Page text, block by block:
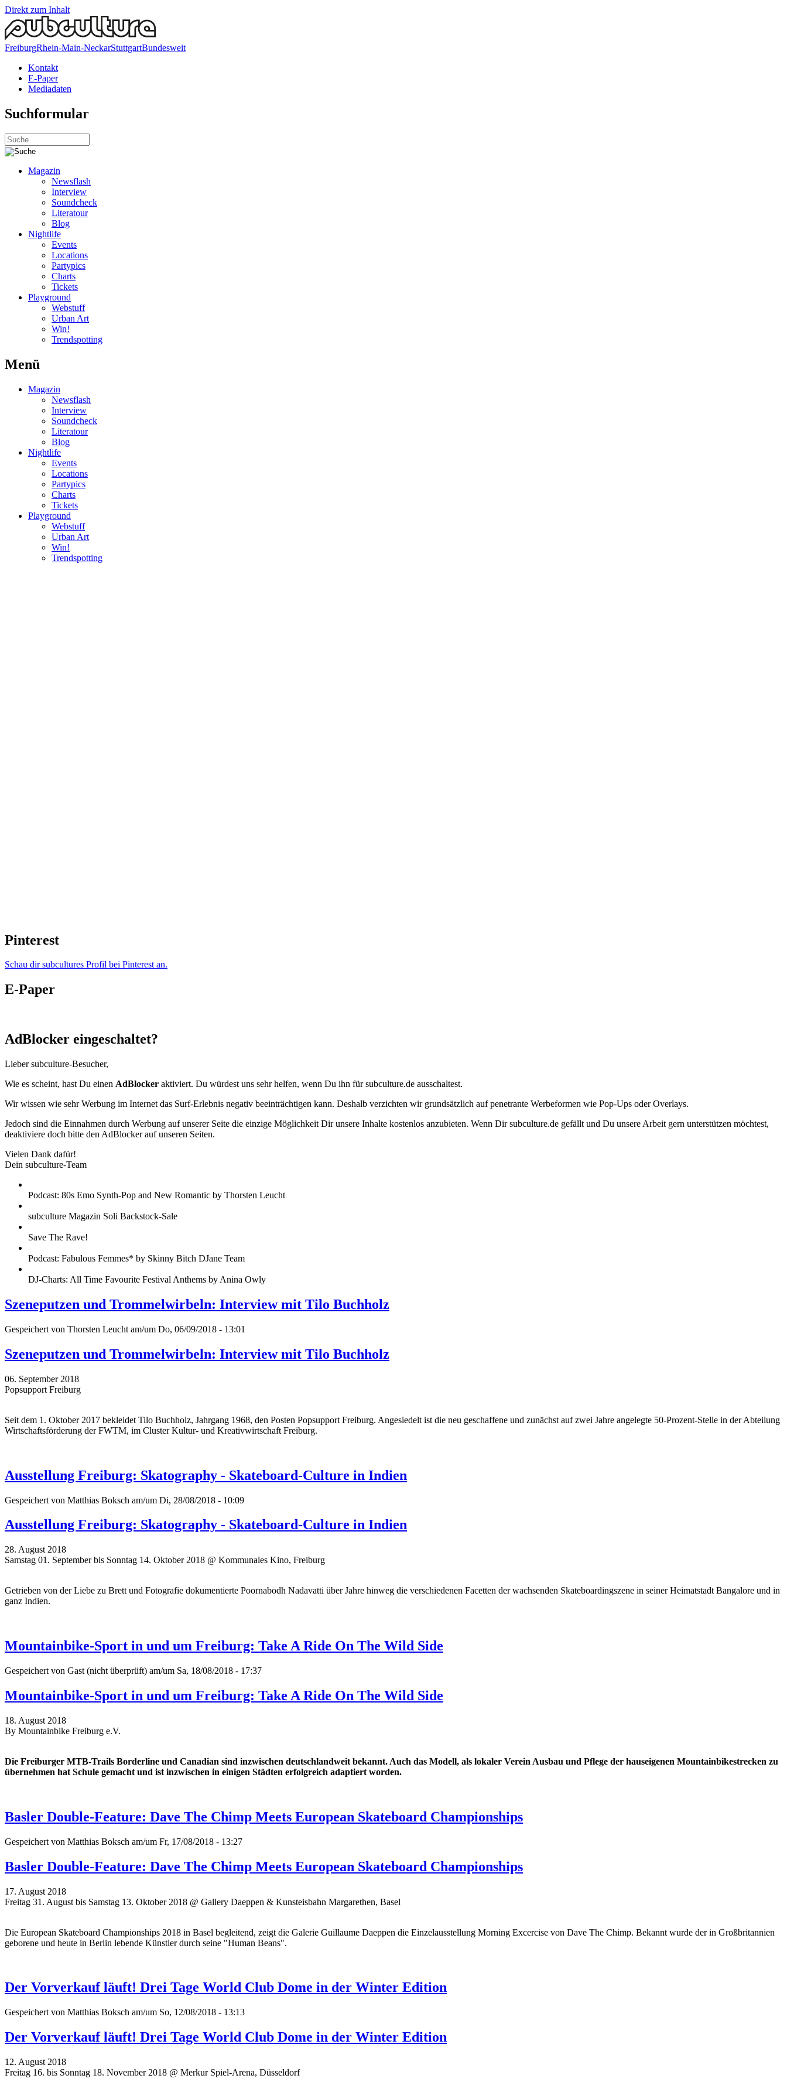
Direkt zum Inhalt
FreiburgRhein-Main-NeckarStuttgartBundesweit
Kontakt
E-Paper
Mediadaten
Suchformular
Magazin
Newsflash
Interview
Soundcheck
Literatour
Blog
Nightlife
Events
Locations
Partypics
Charts
Tickets
Playground
Webstuff
Urban Art
Win!
Trendspotting
Menü
Magazin
Newsflash
Interview
Soundcheck
Literatour
Blog
Nightlife
Events
Locations
Partypics
Charts
Tickets
Playground
Webstuff
Urban Art
Win!
Trendspotting
Pinterest
Schau dir subcultures Profil bei Pinterest an.
E-Paper
AdBlocker eingeschaltet?
Lieber subculture-Besucher,
Wie es scheint, hast Du einen AdBlocker aktiviert. Du würdest uns sehr helfen, wenn Du ihn für subculture.de ausschaltest.
Wir wissen wie sehr Werbung im Internet das Surf-Erlebnis negativ beeinträchtigen kann. Deshalb verzichten wir grundsätzlich auf penetrante Werbeformen wie Pop-Ups oder Overlays.
Jedoch sind die Einnahmen durch Werbung auf unserer Seite die einzige Möglichkeit Dir unsere Inhalte kostenlos anzubieten. Wenn Dir subculture.de gefällt und Du unsere Arbeit gern unterstützen möchtest,
deaktiviere doch bitte den AdBlocker auf unseren Seiten.
Vielen Dank dafür!
Dein subculture-Team
Podcast: 80s Emo Synth-Pop and New Romantic by Thorsten Leucht
subculture Magazin Soli Backstock-Sale
Save The Rave!
Podcast: Fabulous Femmes* by Skinny Bitch DJane Team
DJ-Charts: All Time Favourite Festival Anthems by Anina Owly
Szeneputzen und Trommelwirbeln: Interview mit Tilo Buchholz
Gespeichert von Thorsten Leucht am/um Do, 06/09/2018 - 13:01
Szeneputzen und Trommelwirbeln: Interview mit Tilo Buchholz
06. September 2018
Popsupport Freiburg
Seit dem 1. Oktober 2017 bekleidet Tilo Buchholz, Jahrgang 1968, den Posten Popsupport Freiburg. Angesiedelt ist die neu geschaffene und zunächst auf zwei Jahre angelegte 50-Prozent-Stelle in der Abteilung
Wirtschaftsförderung der FWTM, im Cluster Kultur- und Kreativwirtschaft Freiburg.
Ausstellung Freiburg: Skatography - Skateboard-Culture in Indien
Gespeichert von Matthias Boksch am/um Di, 28/08/2018 - 10:09
Ausstellung Freiburg: Skatography - Skateboard-Culture in Indien
28. August 2018
Samstag 01. September bis Sonntag 14. Oktober 2018 @ Kommunales Kino, Freiburg
Getrieben von der Liebe zu Brett und Fotografie dokumentierte Poornabodh Nadavatti über Jahre hinweg die verschiedenen Facetten der wachsenden Skateboardingszene in seiner Heimatstadt Bangalore und in
ganz Indien.
Mountainbike-Sport in und um Freiburg: Take A Ride On The Wild Side
Gespeichert von Gast (nicht überprüft) am/um Sa, 18/08/2018 - 17:37
Mountainbike-Sport in und um Freiburg: Take A Ride On The Wild Side
18. August 2018
By Mountainbike Freiburg e.V.
Die Freiburger MTB-Trails Borderline und Canadian sind inzwischen deutschlandweit bekannt. Auch das Modell, als lokaler Verein Ausbau und Pflege der hauseigenen Mountainbikestrecken zu
übernehmen hat Schule gemacht und ist inzwischen in einigen Städten erfolgreich adaptiert worden.
Basler Double-Feature: Dave The Chimp Meets European Skateboard Championships
Gespeichert von Matthias Boksch am/um Fr, 17/08/2018 - 13:27
Basler Double-Feature: Dave The Chimp Meets European Skateboard Championships
17. August 2018
Freitag 31. August bis Samstag 13. Oktober 2018 @ Gallery Daeppen & Kunsteisbahn Margarethen, Basel
Die European Skateboard Championships 2018 in Basel begleitend, zeigt die Galerie Guillaume Daeppen die Einzelausstellung Morning Excercise von Dave The Chimp. Bekannt wurde der in Großbritannien
geborene und heute in Berlin lebende Künstler durch seine "Human Beans".
Der Vorverkauf läuft! Drei Tage World Club Dome in der Winter Edition
Gespeichert von Matthias Boksch am/um So, 12/08/2018 - 13:13
Der Vorverkauf läuft! Drei Tage World Club Dome in der Winter Edition
12. August 2018
Freitag 16. bis Sonntag 18. November 2018 @ Merkur Spiel-Arena, Düsseldorf